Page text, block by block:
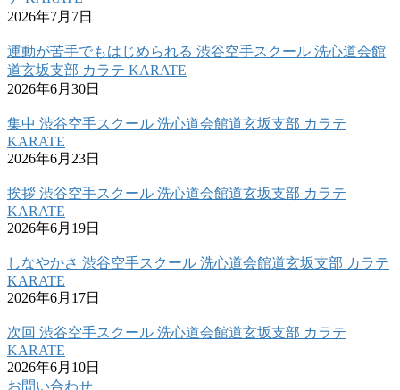
2026年7月7日
運動が苦手でもはじめられる 渋谷空手スクール 洗心道会館
道玄坂支部 カラテ KARATE
2026年6月30日
集中 渋谷空手スクール 洗心道会館道玄坂支部 カラテ
KARATE
2026年6月23日
挨拶 渋谷空手スクール 洗心道会館道玄坂支部 カラテ
KARATE
2026年6月19日
しなやかさ 渋谷空手スクール 洗心道会館道玄坂支部 カラテ
KARATE
2026年6月17日
次回 渋谷空手スクール 洗心道会館道玄坂支部 カラテ
KARATE
2026年6月10日
お問い合わせ